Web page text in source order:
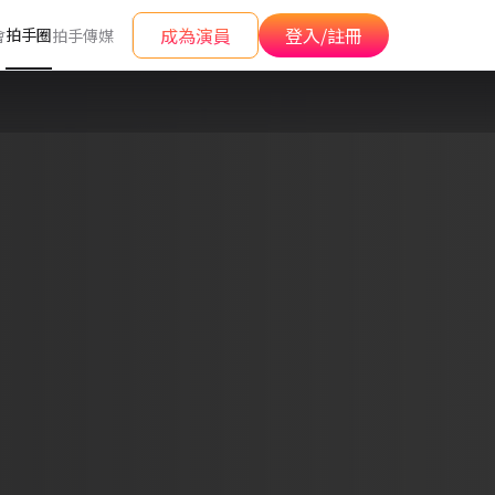
拍手圈拍手傳媒 成為演員 登入/註冊